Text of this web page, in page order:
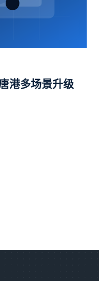
港多场景升级